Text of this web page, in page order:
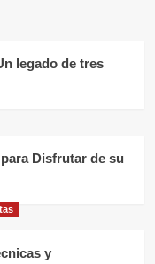
legado de tres
Disfrutar de su
y